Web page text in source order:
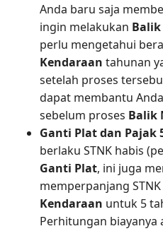
Anda baru saja
ingin melakukan
perlu mengetahui
Kendaraan tahunan
setelah proses
dapat membantu
sebelum proses Balik
Ganti Plat dan Pajak
berlaku STNK habis
Ganti Plat, ini juga
memperpanjang
Kendaraan untuk 5
Perhitungan biayanya